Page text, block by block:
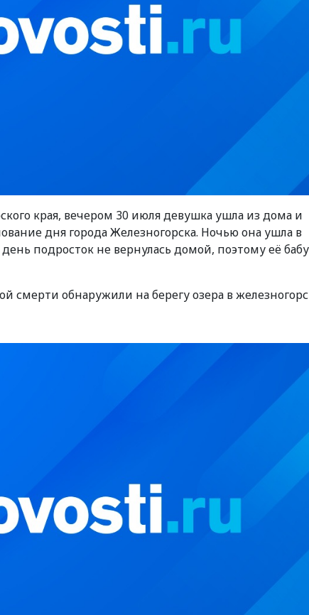
края, вечером 30 июля девушка ушла из дома и
дня города Железногорска. Ночью она ушла в
подросток не вернулась домой, поэтому её
смерти обнаружили на берегу озера в